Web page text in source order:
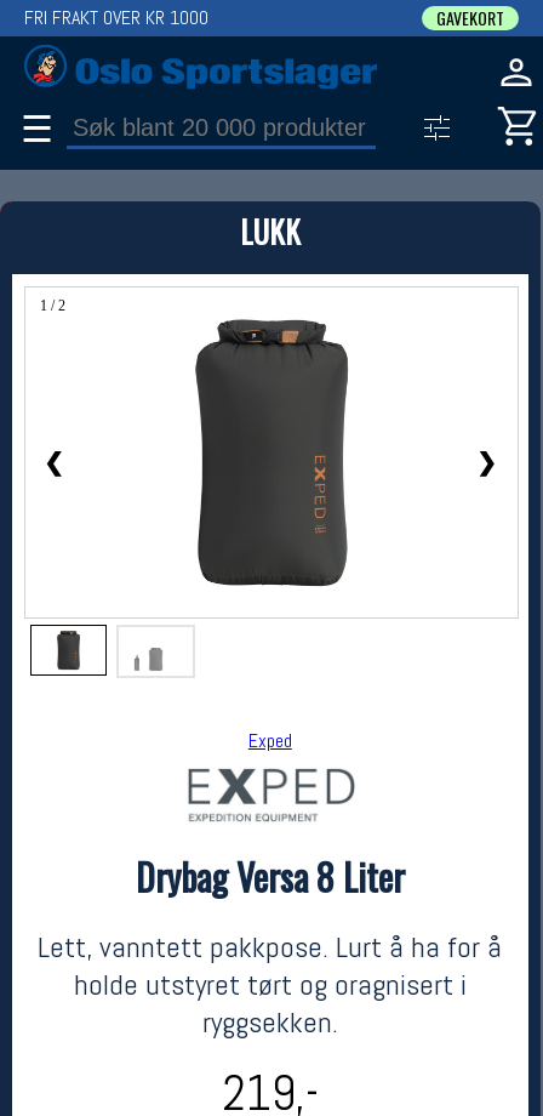
LUKK
1 / 2
❮ ❯
Exped
Drybag Versa 8 Liter
Lett, vanntett pakkpose. Lurt å ha for å
holde utstyret tørt og oragnisert i
ryggsekken.
219,-
FRI FRAKT OVER KR 1000 GAVEKORT
☰
PRODUKT
Produkter (1)
Bruk filter til å spisse søket
Exped
Drybag Versa 8 Liter
kr 219